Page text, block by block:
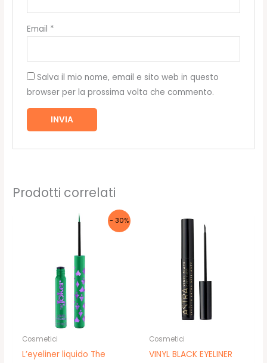
Email *
Salva il mio nome, email e sito web in questo
browser per la prossima volta che commento.
Prodotti correlati
- 30%
Cosmetici
L’eyeliner liquido The
Cosmetici
VINYL BLACK EYELINER